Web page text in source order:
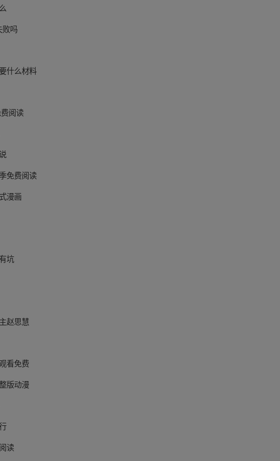
败吗
什么材料
阅读
免费阅读
漫画
坑
赵思慧
看免费
版动漫
读